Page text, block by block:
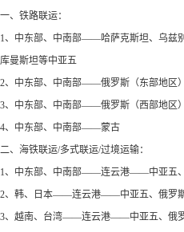
一、铁路联运：
1、中东部、中南部——哈萨克斯坦、乌兹
库曼斯坦等中亚五
2、中东部、中南部——俄罗斯（东部地区）
3、中东部、中南部——俄罗斯（西部地区）
4、中东部、中南部——蒙古
二、海铁联运/多式联运/过境运输：
1、中东部、中南部——连云港——中亚五
2、韩、日本——连云港——中亚五、俄罗
3、越南、台湾——连云港——中亚五、俄